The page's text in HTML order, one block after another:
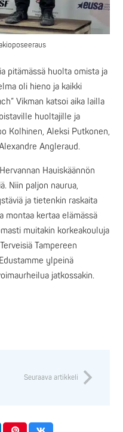
pitämässä huolta omista ja
oli hieno ja kaikki
Vikman katsoi aika lailla
huoltajille ja
Kolhinen, Aleksi Putkonen,
Angleraud.
Hauiskäännön
Niin paljon naurua,
ja tietenkin raskaita
montaa kertaa elämässä
muitakin korkeakouluja
Tampereen
ylpeinä
jatkossakin.
Seuraava artikkeli